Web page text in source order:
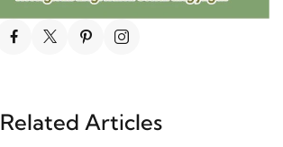
Related Articles